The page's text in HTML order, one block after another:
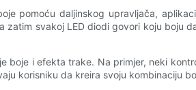
pomoću daljinskog upravljača,
svakoj LED diodi govori koju boju
boje i efekta trake. Na primjer, neki
korisniku da kreira svoju kombinaciju